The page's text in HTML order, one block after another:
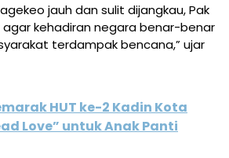
jauh dan sulit dijangkau, Pak
kehadiran negara benar-benar
terdampak bencana,” ujar
HUT ke-2 Kadin Kota
Love” untuk Anak Panti